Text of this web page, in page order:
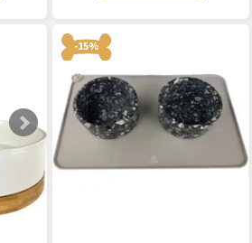
-15%